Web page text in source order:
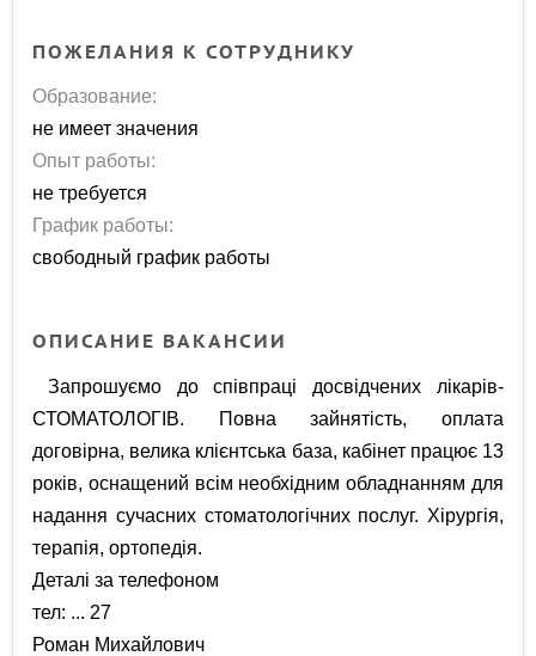
ПОЖЕЛАНИЯ К СОТРУДНИКУ
Образование:
не имеет значения
Опыт работы:
не требуется
График работы:
свободный график работы
ОПИСАНИЕ ВАКАНСИИ
Запрошуємо до співпраці досвідчених лікарів-
СТОМАТОЛОГІВ. Повна зайнятість, оплата
договірна, велика клієнтська база, кабінет працює 13
років, оснащений всім необхідним обладнанням для
надання сучасних стоматологічних послуг. Хірургія,
терапія, ортопедія.
Деталі за телефоном
тел: ... 27
Роман Михайлович